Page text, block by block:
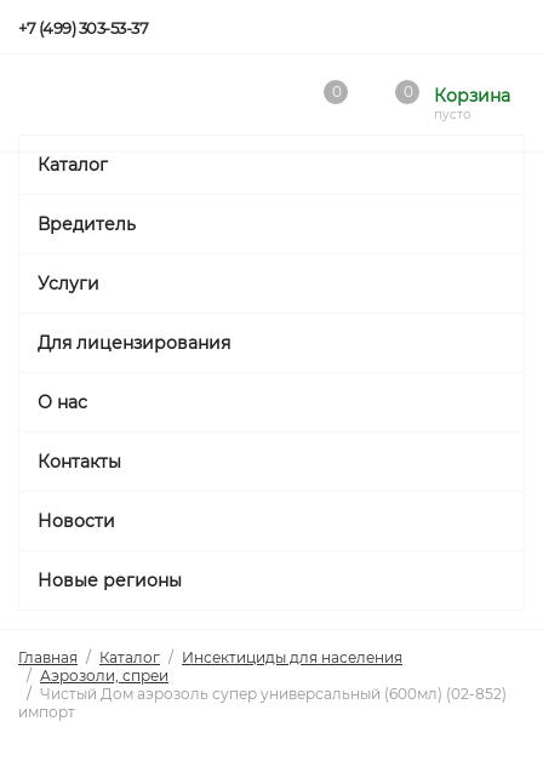
+7 (499) 303-53-37
0 0 Корзина
пусто
Каталог
Вредитель
Услуги
Для лицензирования
О нас
Контакты
Новости
Новые регионы
Главная Каталог
Инсектициды для населения
Аэрозоли, спреи
Чистый Дом аэрозоль супер универсальный (600мл) (02-852)
импорт